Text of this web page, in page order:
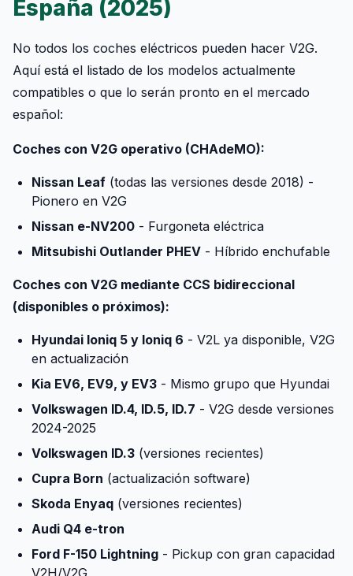
España (2025)
No todos los coches eléctricos pueden hacer V2G.
Aquí está el listado de los modelos actualmente
compatibles o que lo serán pronto en el mercado
español:
Coches con V2G operativo (CHAdeMO):
Nissan Leaf (todas las versiones desde 2018) -
Pionero en V2G
Nissan e-NV200 - Furgoneta eléctrica
Mitsubishi Outlander PHEV - Híbrido enchufable
Coches con V2G mediante CCS bidireccional
(disponibles o próximos):
Hyundai Ioniq 5 y Ioniq 6 - V2L ya disponible, V2G
en actualización
Kia EV6, EV9, y EV3 - Mismo grupo que Hyundai
Volkswagen ID.4, ID.5, ID.7 - V2G desde versiones
2024-2025
Volkswagen ID.3 (versiones recientes)
Cupra Born (actualización software)
Skoda Enyaq (versiones recientes)
Audi Q4 e-tron
Ford F-150 Lightning - Pickup con gran capacidad